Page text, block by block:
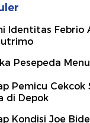
Identitas Febrio
Pesepeda
Pemicu Cekcok
di Depok
Kondisi Joe